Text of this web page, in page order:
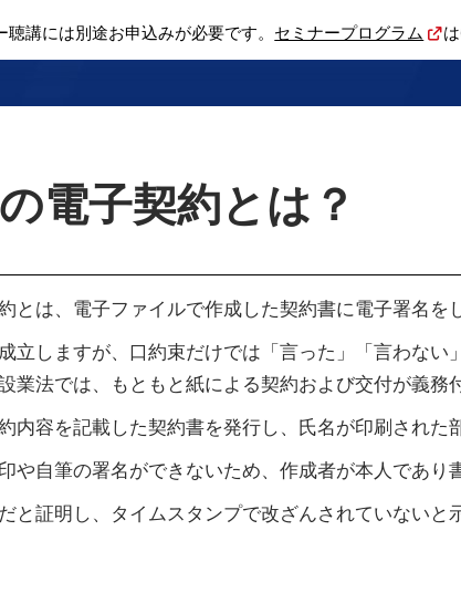
聴講には別途お申込みが必要です。 セミナープログラム
電子契約とは？
とは、電子ファイルで作成した契約書に電子署名を
立しますが、口約束だけでは「言った」「言わな
業法では、もともと紙による契約および交付が義務
内容を記載した契約書を発行し、氏名が印刷され
や自筆の署名ができないため、作成者が本人であ
と証明し、タイムスタンプで改ざんされていない